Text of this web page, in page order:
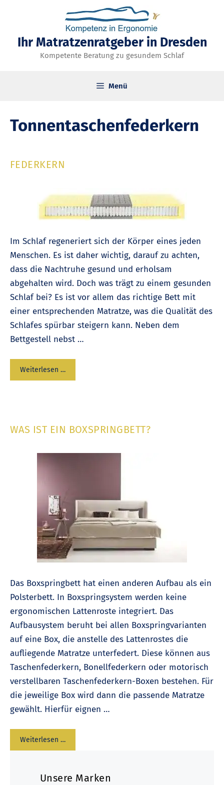
springen
Ihr Matratzenratgeber in Dresden
Kompetente Beratung zu gesundem Schlaf
Menü
Tonnentaschenfederkern
FEDERKERN
Im Schlaf regeneriert sich der Körper eines jeden
Menschen. Es ist daher wichtig, darauf zu achten,
dass die Nachtruhe gesund und erholsam
abgehalten wird. Doch was trägt zu einem gesunden
Schlaf bei? Es ist vor allem das richtige Bett mit
einer entsprechenden Matratze, was die Qualität des
Schlafes spürbar steigern kann. Neben dem
Bettgestell nebst …
Weiterlesen …
WAS IST EIN BOXSPRINGBETT?
Das Boxspringbett hat einen anderen Aufbau als ein
Polsterbett. In Boxspringsystem werden keine
ergonomischen Lattenroste integriert. Das
Aufbausystem beruht bei allen Boxspringvarianten
auf eine Box, die anstelle des Lattenrostes die
aufliegende Matratze unterfedert. Diese können aus
Taschenfederkern, Bonellfederkern oder motorisch
verstellbaren Taschenfederkern-Boxen bestehen. Für
die jeweilige Box wird dann die passende Matratze
gewählt. Hierfür eignen …
Weiterlesen …
Unsere Marken